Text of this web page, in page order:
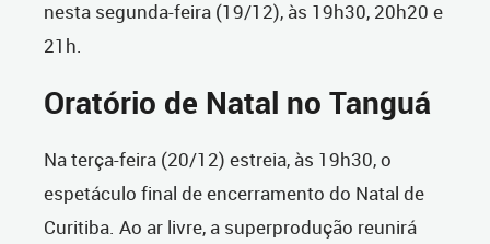
nesta segunda-feira (19/12), às 19h30, 20h20 e
21h.
Oratório de Natal no Tanguá
Na terça-feira (20/12) estreia, às 19h30, o
espetáculo final de encerramento do Natal de
Curitiba. Ao ar livre, a superprodução reunirá